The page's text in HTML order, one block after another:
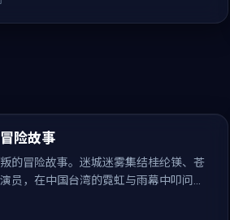
险故事
的冒险故事。迷城迷雾集结桂纶镁、苍
员，在中国台湾的霓虹与雨幕中叩问人